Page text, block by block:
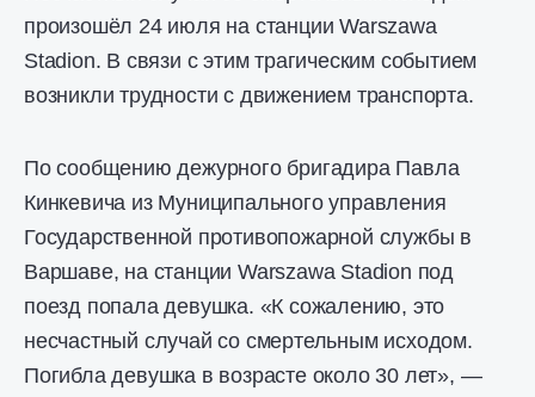
произошёл 24 июля на станции Warszawa
Stadion. В связи с этим трагическим событием
возникли трудности с движением транспорта.
По сообщению дежурного бригадира Павла
Кинкевича из Муниципального управления
Государственной противопожарной службы в
Варшаве, на станции Warszawa Stadion под
поезд попала девушка. «К сожалению, это
несчастный случай со смертельным исходом.
Погибла девушка в возрасте около 30 лет», —